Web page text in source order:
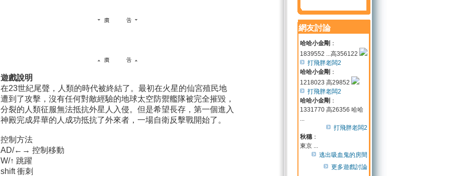
遊戲說明
在23世紀尾聲，人類的時代被終結了。最初在火星的仙宮殖民地
遭到了攻擊，沒有任何對敵經驗的地球太空防禦艦隊被完全摧毀，
分裂的人類征服無法抵抗外星人入侵。但是希望長存，第一個進入
神殿完成昇華的人成功抵抗了外來者，一場自衛反擊戰開始了。
控制方法
AD/←→ 控制移動
W/↑ 跳躍
shift 衝刺
網友討論
哈哈小金剛 ：
1839552 ...高356122
打飛胖老闆2
哈哈小金剛 ：
1218023 高29852
打飛胖老闆2
哈哈小金剛 ：
1331770 高26356 哈哈
...
打飛胖老闆2
秋穗：
東京 ...
逃出吸血鬼的房間
更多遊戲討論